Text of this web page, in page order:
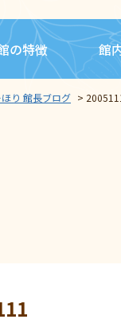
の特徴 館
り 館長ブログ >